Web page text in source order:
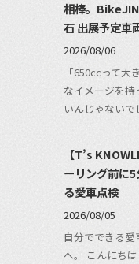
相棒。
石 出展予定車
2026/08/06
「650ccって
なイメージを持
いんじゃない
【T’s
ーリング前に
る愛車点検
2026/08/05
自分でできる
へ。 こんにち